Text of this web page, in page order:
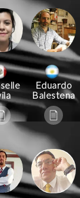
Eduardo
Balestena